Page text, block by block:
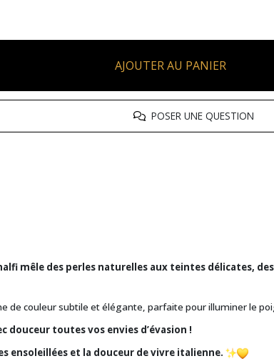
AJOUTER AU PANIER
POSER UNE QUESTION
mêle des perles naturelles aux teintes délicates,
de couleur subtile et élégante, parfaite pour illuminer le
douceur toutes vos envies d’évasion !
ensoleillées et la douceur de vivre italienne.